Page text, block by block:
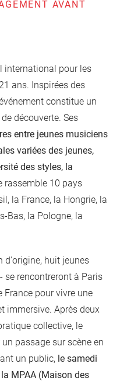
AVANT
international pour les
ans. Inspirées des
constitue un
découverte. Ses
entre jeunes musiciens
variées des jeunes,
des styles, la
rassemble 10 pays
la France, la Hongrie, la
Bas, la Pologne, la
d'origine, huit jeunes
se rencontreront à Paris
pour vivre une
immersive. Après deux
collective, le
passage sur scène en
un public, le samedi
MPAA (Maison des